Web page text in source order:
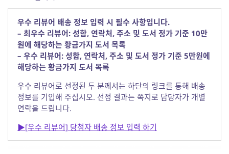
우수 리뷰어 배송 정보 입력 시 필수 사항입니다.
– 최우수 리뷰어: 성함, 연락처, 주소 및 도서 정가 기준 10만
원에 해당하는 황금가지 도서 목록
– 우수 리뷰어: 성함, 연락처, 주소 및 도서 정가 기준 5만원에
해당하는 황금가지 도서 목록
우수 리뷰어로 선정된 두 분께서는 하단의 링크를 통해 배송
정보를 기입해 주십시오. 선정 결과는 쪽지로 담당자가 개별
연락을 드립니다.
▶[우수 리뷰어] 당첨자 배송 정보 입력 하기